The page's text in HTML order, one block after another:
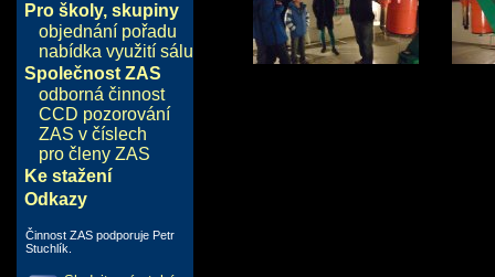
Pro školy, skupiny
objednání pořadu
nabídka využití sálu
Společnost ZAS
odborná činnost
CCD pozorování
ZAS v číslech
pro členy ZAS
Ke stažení
Odkazy
Činnost ZAS podporuje Petr
Stuchlík.